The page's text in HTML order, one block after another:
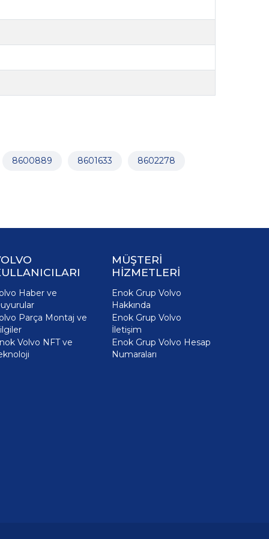
8600889 8601633 8602278
Haber ve
Parça Montaj ve
Volvo NFT ve
MÜŞTERİ
HİZMETLERİ
Enok Grup Volvo
Hakkında
Enok Grup Volvo
İletişim
Enok Grup Volvo Hesap
Numaraları